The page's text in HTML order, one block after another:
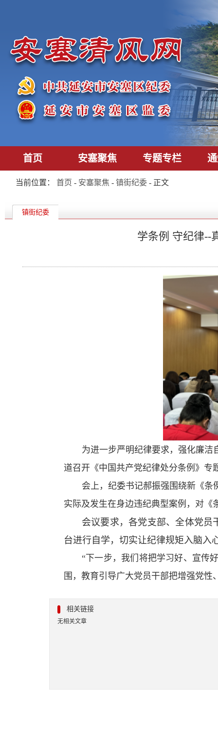
首页 安塞聚焦 专题专栏
当前位置： 首页 - 安塞聚焦 - 镇街纪委 - 正文
镇街纪委
学条例 守纪律--
为进一步严明纪律要求，强化廉
道召开《中国共产党纪律处分条例》
会上，纪委书记郝振强围绕新《
实际及发生在身边违纪典型案例，对《
会议要求，各党支部、全体党员
台进行自学，切实让纪律规矩入脑入
“下一步，我们将把学习好、宣传
围，教育引导广大党员干部把增强党
相关链接
无相关文章